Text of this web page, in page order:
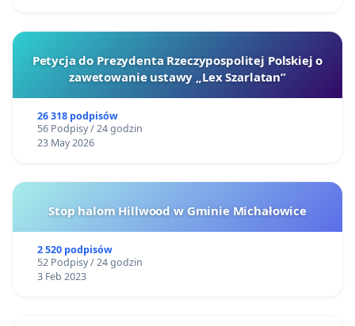
Petycja do Prezydenta Rzeczypospolitej Polskiej o
zawetowanie ustawy „Lex Szarlatan”
26 318 podpisów
56 Podpisy / 24 godzin
23 May 2026
Stop halom Hillwood w Gminie Michałowice
2 520 podpisów
52 Podpisy / 24 godzin
3 Feb 2023